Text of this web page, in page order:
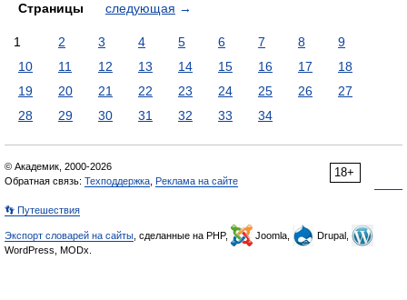
Страницы следующая →
1 2 3 4 5 6 7 8
9
10
11 12 13 14 15 16 17
18
19
20 21 22 23 24 25 26
27
28
29 30 31 32 33 34
18+
© Академик, 2000-2026
Обратная связь: Техподдержка Реклама на сайте
👣 Путешествия
Экспорт словарей на сайты , сделанные на PHP, Joomla,
Drupal,
WordPress, MODx.